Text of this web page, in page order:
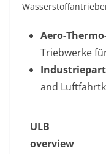
Aero-
Triebwerke
and
ULB
overview